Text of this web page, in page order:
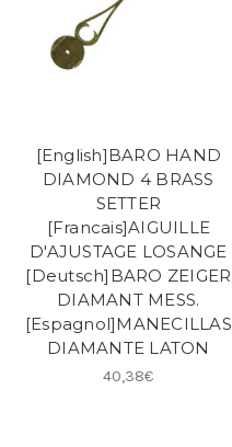
[English]BARO HAND
DIAMOND 4 BRASS
SETTER
[Francais]AIGUILLE
D'AJUSTAGE LOSANGE
[Deutsch]BARO ZEIGER
DIAMANT MESS.
[Espagnol]MANECILLAS
DIAMANTE LATON
40,38€